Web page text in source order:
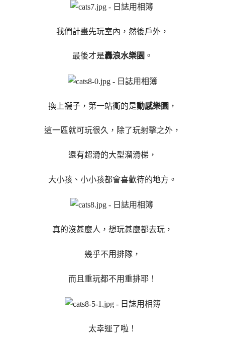
我們計畫先玩室內，然後戶外，
最後才是轟浪水樂園 。
換上襪子，第一站衝的是動感樂園 ，
這一區就可玩很久，除了玩射擊之外，
還有超滑的大型溜滑梯，
大小孩、小小孩都會喜歡待的地方。
真的沒甚麼人，想玩甚麼都去玩，
幾乎不用排隊，
而且重玩都不用重排耶！
太幸運了啦！